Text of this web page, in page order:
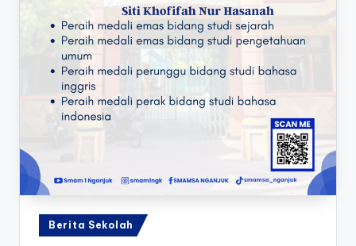
Posted
in
Berita Sekolah